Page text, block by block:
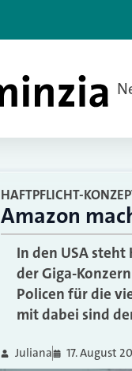
HAFTPFLICHT-
Amazon
In den USA
der Giga-
Policen für die
mit dabei sind
Juliana 17. August